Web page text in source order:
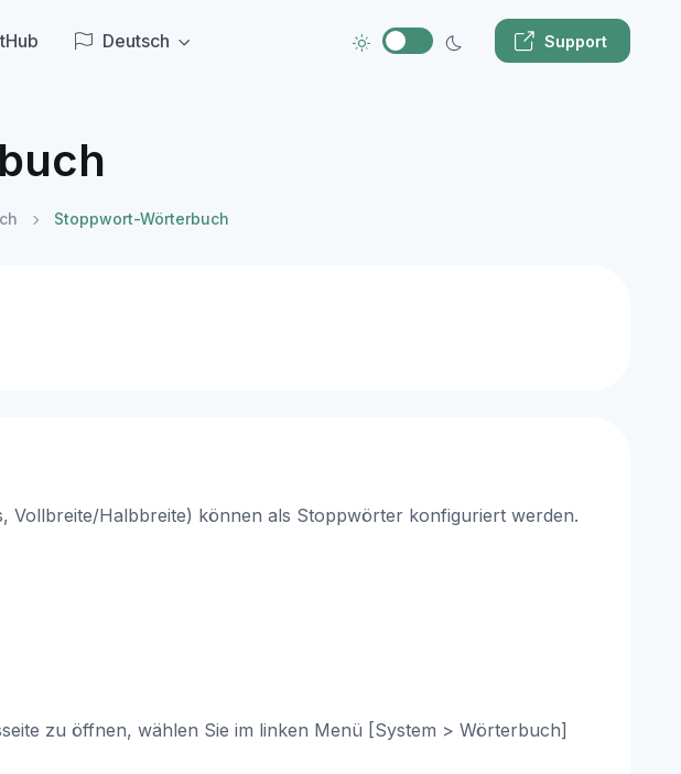
Deutsch Support
Stoppwort-Wörterbuch
Vollbreite/Halbbreite) können als Stoppwörter konfiguriert werden.
zu öffnen, wählen Sie im linken Menü [System > Wörterbuch]